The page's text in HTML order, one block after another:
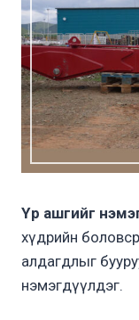
Үр ашгийг
хүдрийн
алдагдлыг
нэмэгдүүлдэг.